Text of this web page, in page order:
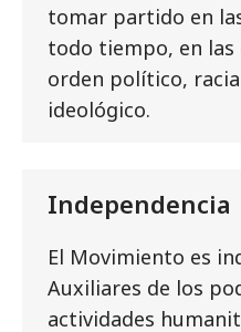
tomar partido en
todo tiempo, en las
orden político,
ideológico.
Independencia
El Movimiento es
Auxiliares de los
actividades